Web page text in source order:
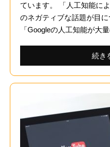
ています。 「人工知能に
のネガティブな話題が目に
「Googleの人工知能が大
続き